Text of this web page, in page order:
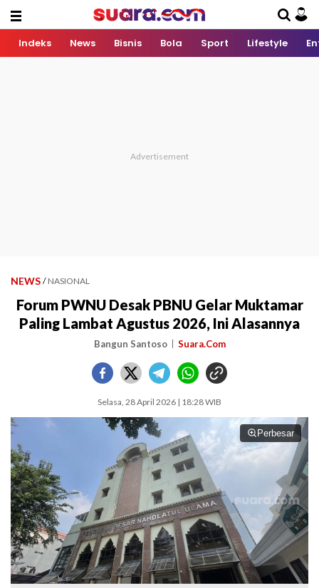
Indeks News Bisnis Bola Sport Lifestyle
NEWS / NASIONAL
Forum PWNU Desak PBNU Gelar Muktamar
Paling Lambat Agustus 2026, Ini Alasannya
Bangun Santoso Suara.Com
Selasa, 28 April 2026 | 18:28 WIB
Perbesar